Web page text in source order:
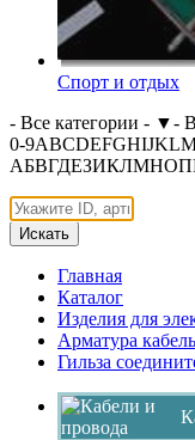
Спорт и отдых
- Все категории - ▼-
0-9ABCDEFGHIJKL
АБВГДЕЗИКЛМНОП
Искать
Главная
Каталог
Изделия для
Арматура
Гильза